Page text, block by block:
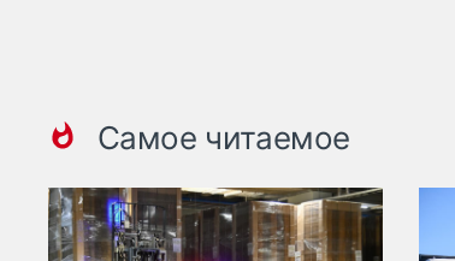
Самое читаемое